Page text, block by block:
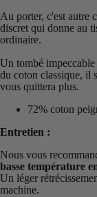
Au porter, c'est autre
discret qui donne au
ordinaire.
Un tombé
du coton classique, il
vous quittera plus.
72% coton
Entretien :
Nous vous
basse température
Un léger
machine.